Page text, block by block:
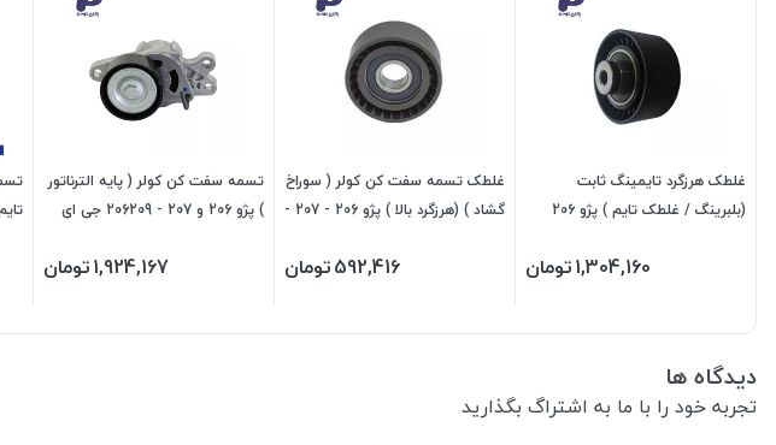
غلطک هرزگرد تایمینگ ثابت
(بلبرینگ / غلطک تایم ) پژو 206
1,304,160تومان
غلطک تسمه سفت کن کولر ( سوراخ
گشاد ) (هرزگرد بالا ) پژو 206 - 207 -
592,416تومان
تسمه سفت کن کولر ( پایه الترناتور
) پژو 206 و 207 - 206209 جی ای
1,924,167تومان
تایم )
دیدگاه ها
تجربه خود را با ما به اشتراگ بگذارید